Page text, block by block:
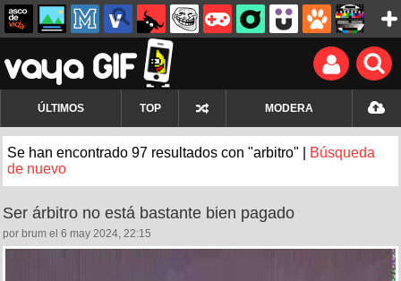
ÚLTIMOS TOP MODERA
Se han encontrado 97 resultados con "arbitro" |
Búsqueda
de nuevo
Ser árbitro no está bastante bien pagado
por brum el 6 may 2024, 22:15